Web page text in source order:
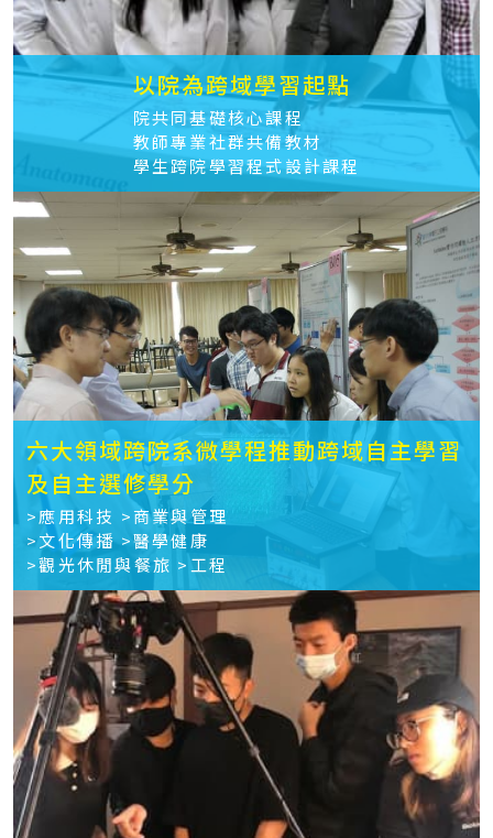
以院為跨域學習起點
院共同基礎核心課程
教師專業社群共備教材
學生跨院學習程式設計課程
六大領域跨院系微學程推動跨域自主學習
及自主選修學分
>應用​科技 >商業與管理
>文化傳播 >醫學健康
>觀光休閒與餐旅 >工程